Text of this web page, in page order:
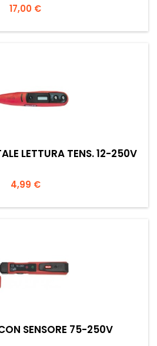
Prezzo
17,00 €
LETTURA TENS. 12-250V
Prezzo
4,99 €
SENSORE 75-250V